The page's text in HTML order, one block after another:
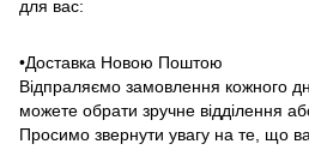
для вас:
•Доставка Новою Поштою
Відпраляємо замовлення кожного
можете обрати зручне відділення
Просимо звернути увагу на те, що